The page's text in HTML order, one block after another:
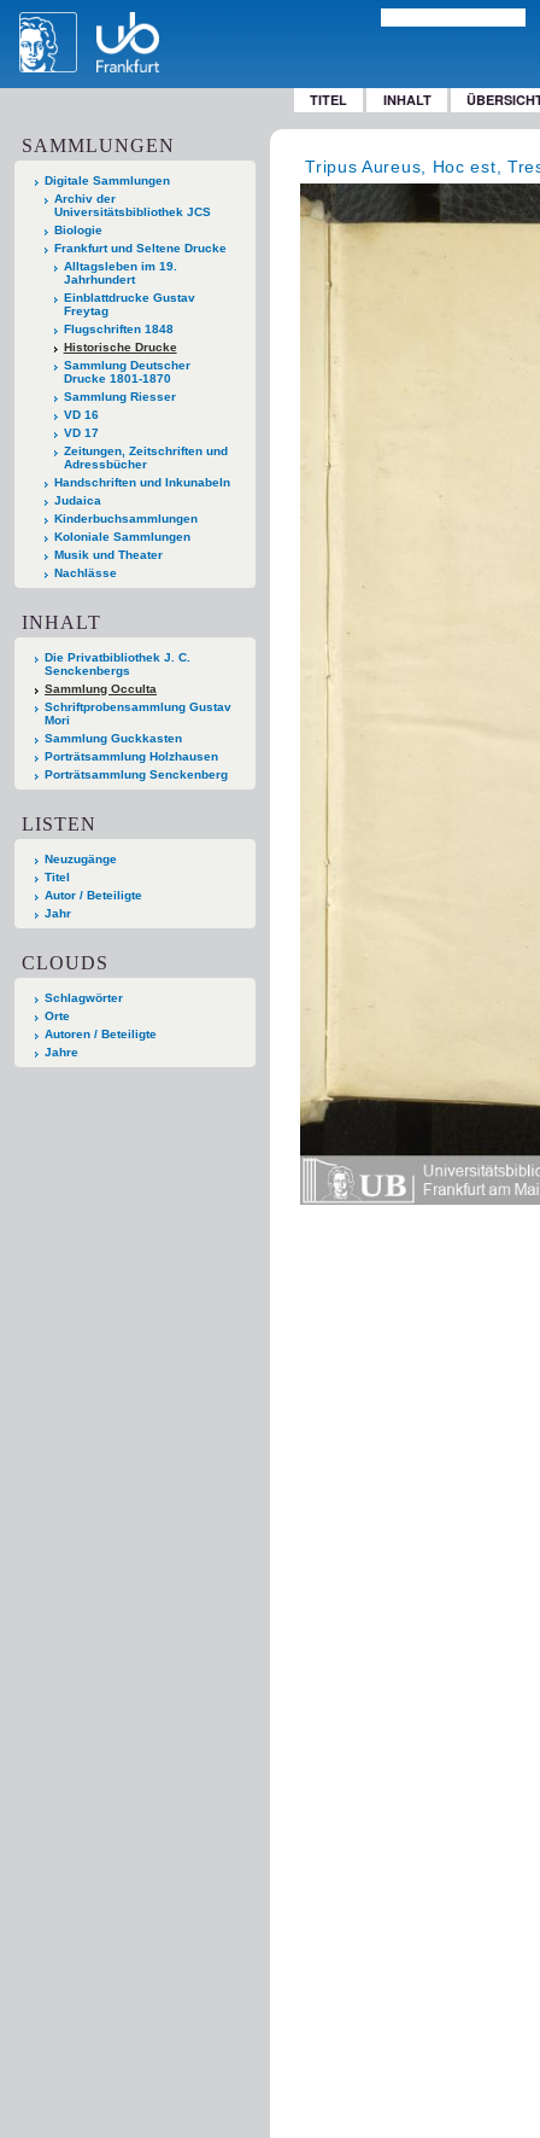
TITEL INHALT
SAMMLUNGEN
Digitale Sammlungen
Archiv der
Universitätsbibliothek JCS
Biologie
Frankfurt und Seltene Drucke
Alltagsleben im 19.
Jahrhundert
Einblattdrucke Gustav
Freytag
Flugschriften 1848
Historische Drucke
Sammlung Deutscher
Drucke 1801-1870
Sammlung Riesser
VD 16
VD 17
Zeitungen, Zeitschriften und
Adressbücher
Handschriften und Inkunabeln
Judaica
Kinderbuchsammlungen
Koloniale Sammlungen
Musik und Theater
Nachlässe
INHALT
Die Privatbibliothek J. C.
Senckenbergs
Sammlung Occulta
Schriftprobensammlung Gustav
Mori
Sammlung Guckkasten
Porträtsammlung Holzhausen
Porträtsammlung Senckenberg
LISTEN
Neuzugänge
Titel
Autor / Beteiligte
Jahr
CLOUDS
Schlagwörter
Orte
Autoren / Beteiligte
Jahre
Tripus Aureus, Hoc est,